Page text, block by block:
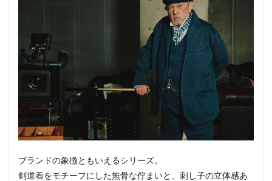
ブランドの象徴ともいえるシリーズ。
剣道着をモチーフにした無骨な佇まいと、刺し子の立体感あ